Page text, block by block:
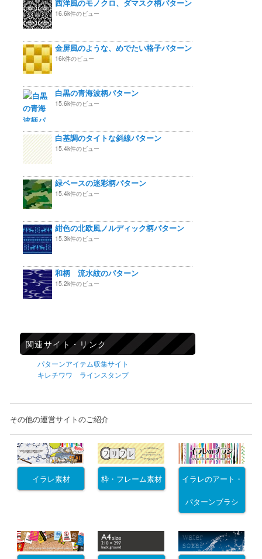
西洋風のモノクロ、ダマスク柄パターン
16.6k件のビュー
金屏風のような、めでたい格子パターン
16k件のビュー
白黒の青海波柄パターン
15.6k件のビュー
白基調のタイトな斜線パターン
15.4k件のビュー
緑ベースの迷彩柄パターン
15.4k件のビュー
紺色の北欧風ノルディック柄パターン
15.3k件のビュー
和柄 流水紋のパターン
15.2k件のビュー
関連サイト・リンク
パターンアイテム収集サイト
キレチワワ ラインスタンプ
その他の運営サイトのご紹介
イラレ素材 枠・フレーム素材 イラレのアート・
パターンブラシ